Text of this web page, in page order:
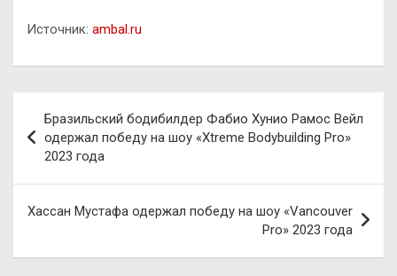
Источник: ambal.ru
по
записям
Бразильский бодибилдер Фабио Хунио Рамос Вейл
одержал победу на шоу «Xtreme Bodybuilding Pro»
2023 года
Хассан Мустафа одержал победу на шоу «Vancouver
Pro» 2023 года